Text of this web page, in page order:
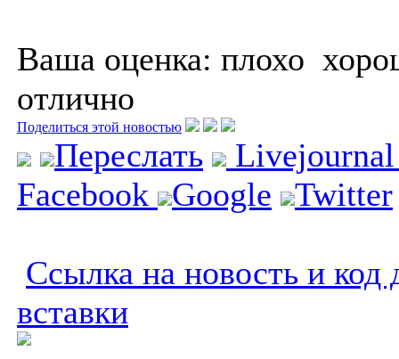
Ваша оценка: плохо
отлично
Поделиться этой новостью
Переслать
Facebook
Google Twitter
Ссылка на новость и код
вставки